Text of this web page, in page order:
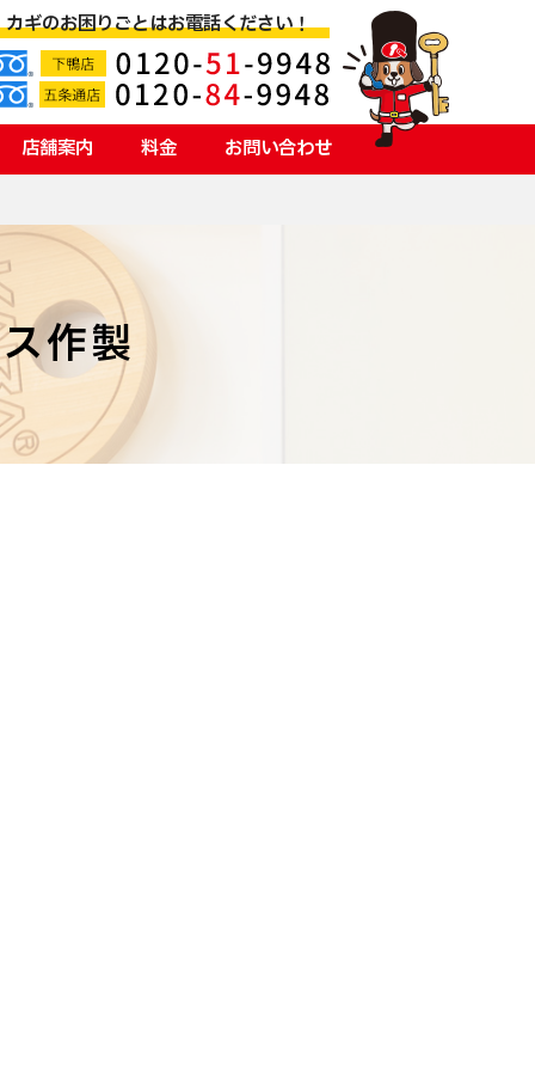
カギのお困りごとはお電話ください！
店舗案内 料金 お問い合わせ
作製